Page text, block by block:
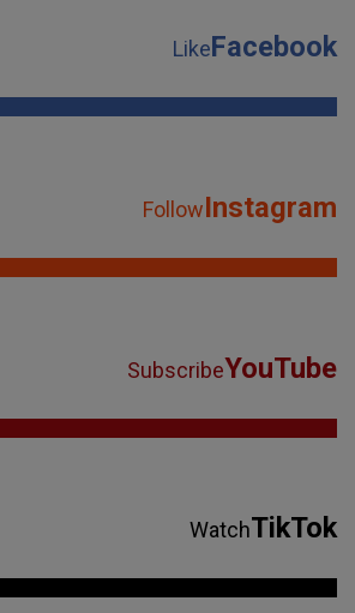
LikeFacebook
FollowInstagram
SubscribeYouTube
WatchTikTok